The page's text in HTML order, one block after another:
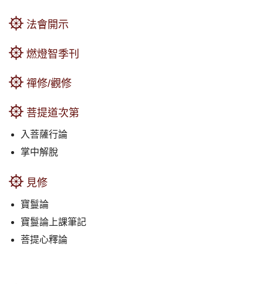
法會開示
燃燈智季刊
禪修/觀修
菩提道次第
入菩薩行論
掌中解脫
見修
寶鬘論
寶鬘論上課筆記
菩提心釋論